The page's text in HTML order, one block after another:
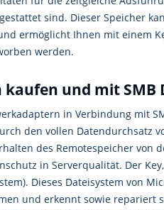
sind. Dieser Speicher
ermöglicht Ihnen mit einem
werden.
und mit
in Verbindung mit
den vollen Datendurchsatz
des Remotespeicher
in Serverqualität. Der
Dieses Dateisystem von
und erkennt sowie repariert